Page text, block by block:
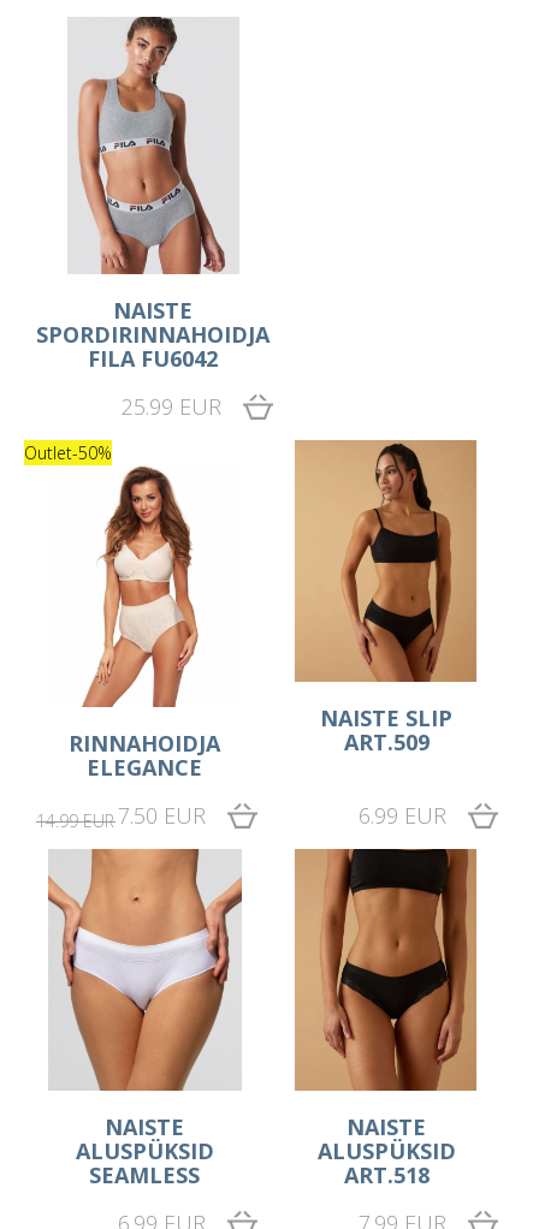
NAISTE
SPORDIRINNAHOIDJA
FILA FU6042
25.99 EUR
Outlet-50%
RINNAHOIDJA
ELEGANCE
14.99 EUR7.50 EUR
NAISTE SLIP
ART.509
6.99 EUR
NAISTE
ALUSPÜKSID
SEAMLESS
6.99 EUR
NAISTE
ALUSPÜKSID
ART.518
7.99 EUR